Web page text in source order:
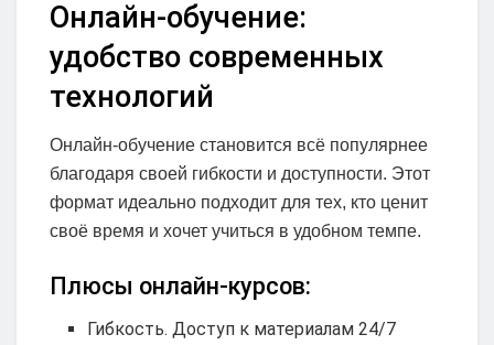
Онлайн-обучение:
удобство современных
технологий
Онлайн-обучение становится всё популярнее
благодаря своей гибкости и доступности. Этот
формат идеально подходит для тех, кто ценит
своё время и хочет учиться в удобном темпе.
Плюсы онлайн-курсов:
Гибкость. Доступ к материалам 24/7